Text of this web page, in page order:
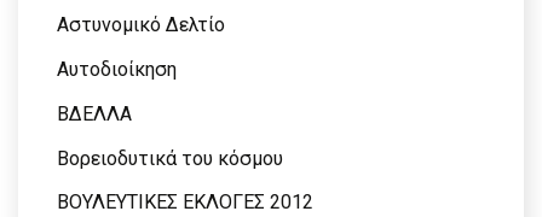
Αστυνομικό Δελτίο
Αυτοδιοίκηση
ΒΔΕΛΛΑ
Βορειοδυτικά του κόσμου
ΒΟΥΛΕΥΤΙΚΕΣ ΕΚΛΟΓΕΣ 2012